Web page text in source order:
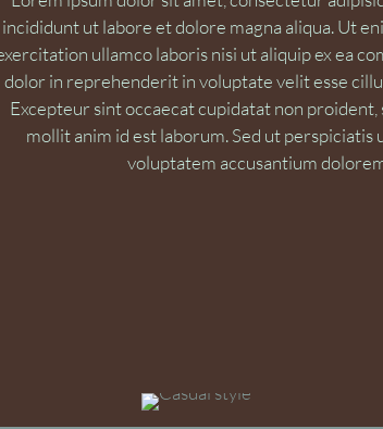
incididunt ut labore et dolore magna aliqua. Ut
ullamco laboris nisi ut aliquip ex ea
dolor in reprehenderit in voluptate velit esse
Excepteur sint occaecat cupidatat non
mollit anim id est laborum. Sed ut
voluptatem accusantium